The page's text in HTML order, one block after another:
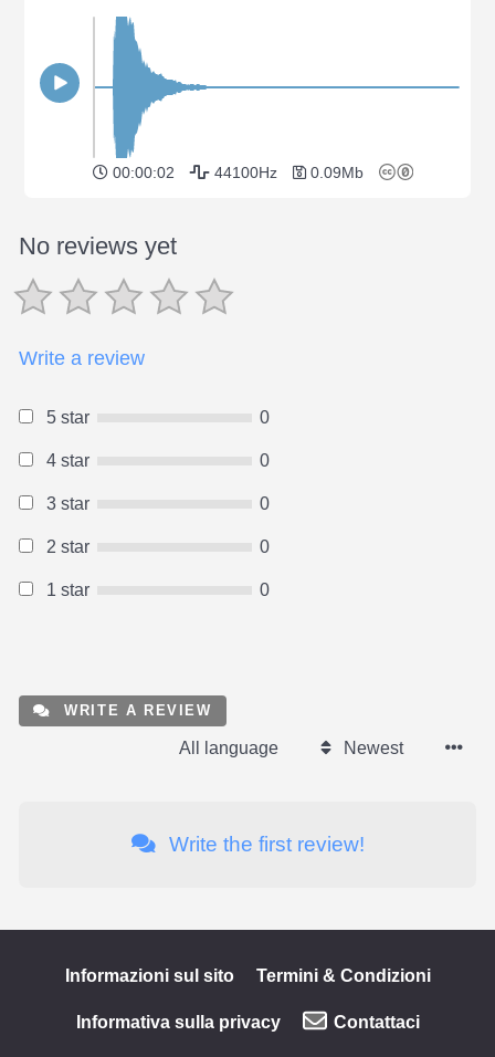
00:00:02 44100Hz 0.09Mb
No reviews yet
Write a review
5 star 0
4 star 0
3 star 0
2 star 0
1 star 0
WRITE A REVIEW
All language Newest
Write the first review!
Informazioni sul sito Termini & Condizioni
Informativa sulla privacy Contattaci